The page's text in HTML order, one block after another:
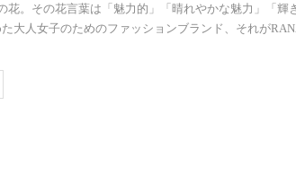
花。その花言葉は「魅力的」「晴れやかな魅力」「
大人女子のためのファッションブランド、それが